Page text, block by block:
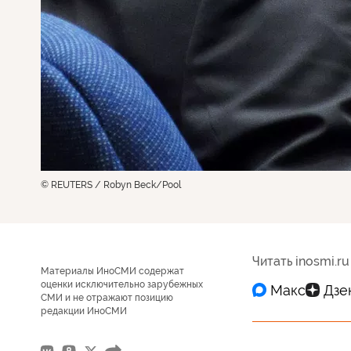
© REUTERS / Robyn Beck/Pool
Материалы ИноСМИ содержат
оценки исключительно зарубежных
СМИ и не отражают позицию
редакции ИноСМИ
Читать inosmi.ru